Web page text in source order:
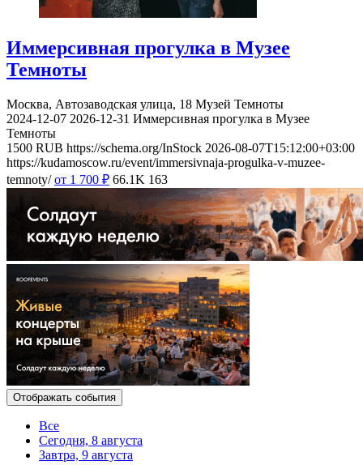
Иммерсивная прогулка в Музее
Темноты
Москва, Автозаводская улица, 18 Музей Темноты
2024-12-07 2026-12-31 Иммерсивная прогулка в Музее
Темноты
1500 RUB https://schema.org/InStock 2026-08-07T15:12:00+03:00
https://kudamoscow.ru/event/immersivnaja-progulka-v-muzee-
temnoty/ от 1 700 ₽ 66.1K 163
Отображать события
Все
Сегодня, 8 августа
Завтра, 9 августа